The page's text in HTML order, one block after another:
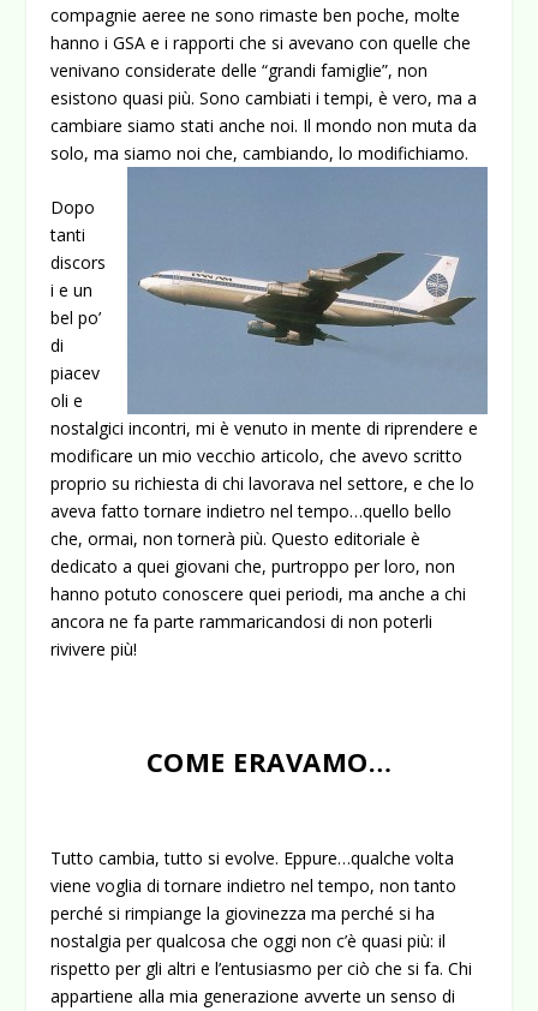
compagnie aeree ne sono rimaste ben poche, molte
hanno i GSA e i rapporti che si avevano con quelle che
venivano considerate delle “grandi famiglie”, non
esistono quasi più. Sono cambiati i tempi, è vero, ma a
cambiare siamo stati anche noi. Il mondo non muta da
solo, ma siamo noi che, cambiando, lomodifichiamo.
Dopo
tanti
discors
i e un
bel po’
di
piacev
oli e
nostalgici incontri, mi è venuto in mente di riprendere e
modificare un mio vecchio articolo, che avevo scritto
proprio su richiesta di chi lavorava nel settore, e che lo
aveva fatto tornare indietro nel tempo…quello bello
che, ormai, non tornerà più. Questo editoriale è
dedicato a quei giovani che, purtroppo per loro, non
hanno potuto conoscere quei periodi, ma anche a chi
ancora ne fa parte rammaricandosi di non poterli
rivivere più!
COME ERAVAMO…
Tutto cambia, tutto si evolve. Eppure…qualche volta
viene voglia di tornare indietro nel tempo, non tanto
perché si rimpiange la giovinezza ma perché si ha
nostalgia per qualcosa che oggi non c’è quasi più: il
rispetto per gli altri e l’entusiasmo per ciò che si fa. Chi
appartiene alla mia generazione avverte un senso di